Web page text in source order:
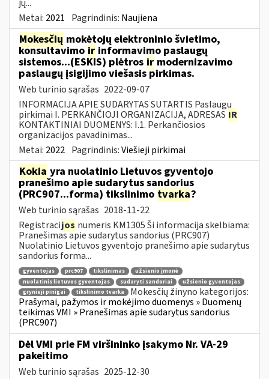
jų...
Metai: 2021 Pagrindinis: Naujiena
Mokesčių mokėtojų elektroninio švietimo,
konsultavimo ir informavimo paslaugų
sistemos...(ESKIS) plėtros ir modernizavimo
paslaugų įsigijimo viešasis pirkimas.
Web turinio sąrašas 2022-09-07
INFORMACIJA APIE SUDARYTAS SUTARTIS Paslaugų
pirkimai I. PERKANČIOJI ORGANIZACIJA, ADRESAS IR
KONTAKTINIAI DUOMENYS: I.1. Perkančiosios
organizacijos pavadinimas...
Metai: 2022 Pagrindinis:Viešieji pirkimai
Kokia yra nuolatinio Lietuvos gyventojo
pranešimo apie sudarytus sandorius
(PRC907...forma) tikslinimo tvarka?
Web turinio sąrašas 2018-11-22
Registracijos numeris KM1305 Ši informacija skelbiama:
Pranešimas apie sudarytus sandorius (PRC907)
Nuolatinio Lietuvos gyventojo pranešimo apie sudarytus
sandorius forma...
gyventojas prc907 tikslinimas
užsienio įmonė
nuolatinis lietuvos gyventojas
sudaryti sandoriai
užsienio gyventojas
grynieji pinigai
tikslinimo tvarka
Mokesčių žinyno kategorijos:
Prašymai, pažymos ir mokėjimo duomenys » Duomenų
teikimas VMI » Pranešimas apie sudarytus sandorius
(PRC907)
Dėl VMI prie FM viršininko įsakymo Nr. VA-29
pakeitimo
Web turinio sąrašas 2025-12-30